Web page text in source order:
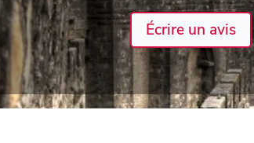
Écrire un avis